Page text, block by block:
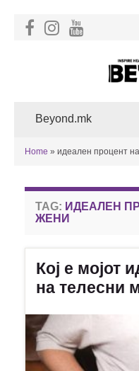
Beyond.mk
Home » идеален процент
TAG: ИДЕАЛЕН
ЖЕНИ
Кој е мојот
на телесни